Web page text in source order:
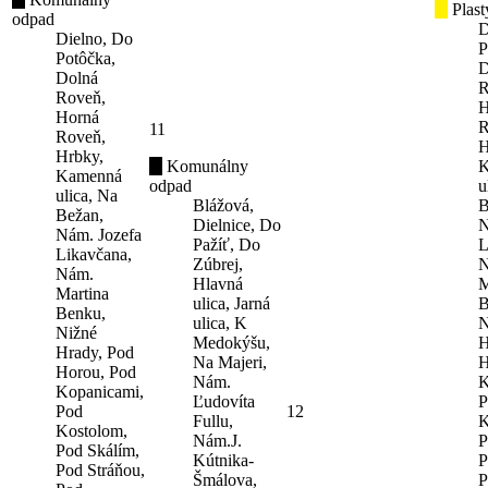
odpad
Dielno, Do
Potôčka,
Dolná
Roveň,
Horná
Roveň,
Hrbky,
Kamenná
ulica, Na
Bežan,
Nám. Jozefa
Likavčana,
Nám.
Martina
Benku,
Nižné
Hrady, Pod
Horou, Pod
Kopanicami,
Pod
Kostolom,
Pod Skálím,
Pod Stráňou,
11
Komunálny
odpad
Blážová,
Dielnice, Do
Pažíť, Do
Zúbrej,
Hlavná
ulica, Jarná
ulica, K
Medokýšu,
Na Majeri,
Nám.
Ľudovíta
Fullu,
Nám.J.
Kútnika-
Šmálova,
12